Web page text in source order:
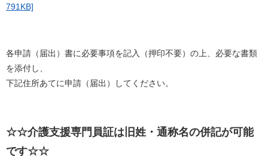
791KB]
各申請（届出）書に必要事項を記入（押印不要）の上、必要な書類
を添付し、
下記住所あてに申請（届出）してください。
☆☆介護支援専門員証は旧姓・通称名の併記が可能
です☆☆